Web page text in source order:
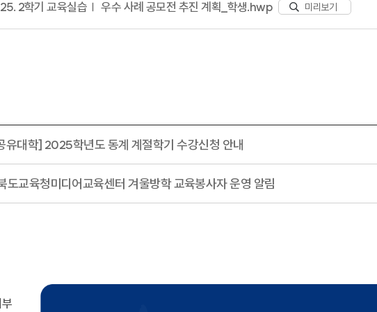
2학기 교육실습Ⅰ 우수 사례 공모전 추진 계획_학생.hwp 미리보기
유대학] 2025학년도 동계 계절학기 수강신청 안내
도교육청미디어교육센터 겨울방학 교육봉사자 운영 알림